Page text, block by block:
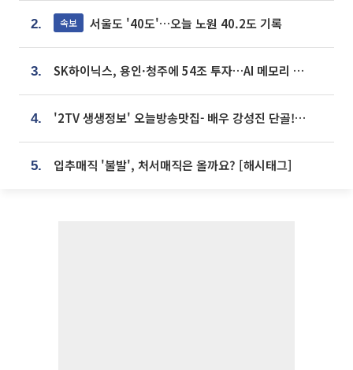
2. 속보 서울도 '40도'…오늘 노원 40.2도 기록
3. SK하이닉스, 용인·청주에 54조 투자…AI 메모리 생산기지 키운다
4. '2TV 생생정보' 오늘방송맛집- 배우 강성진 단골! 쌀국수ㆍ푸팟퐁 커리 맛집 '블○○○'
5. 입추매직 '불발', 처서매직은 올까요? [해시태그]